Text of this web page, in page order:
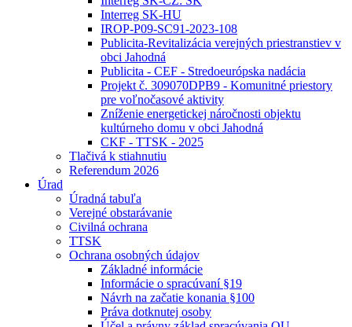
Interreg SK-HU
IROP-P09-SC91-2023-108
Publicita-Revitalizácia verejných priestranstiev v
obci Jahodná
Publicita - CEF - Stredoeurópska nadácia
Projekt č. 309070DPB9 - Komunitné priestory
pre voľnočasové aktivity
Zníženie energetickej náročnosti objektu
kultúrneho domu v obci Jahodná
CKF - TTSK - 2025
Tlačivá k stiahnutiu
Referendum 2026
Úrad
Úradná tabuľa
Verejné obstarávanie
Civilná ochrana
TTSK
Ochrana osobných údajov
Základné informácie
Informácie o spracúvaní §19
Návrh na začatie konania §100
Práva dotknutej osoby